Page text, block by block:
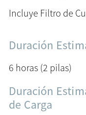
Incluye Filtro de
Duración
6 horas (2 pilas)
Duración
de Carga